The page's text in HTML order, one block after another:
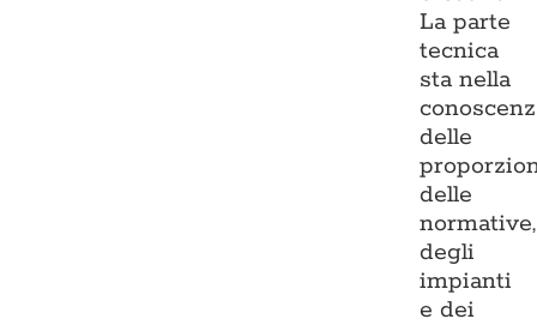
La parte
tecnica
sta nella
delle
delle
normative,
degli
impianti
e dei